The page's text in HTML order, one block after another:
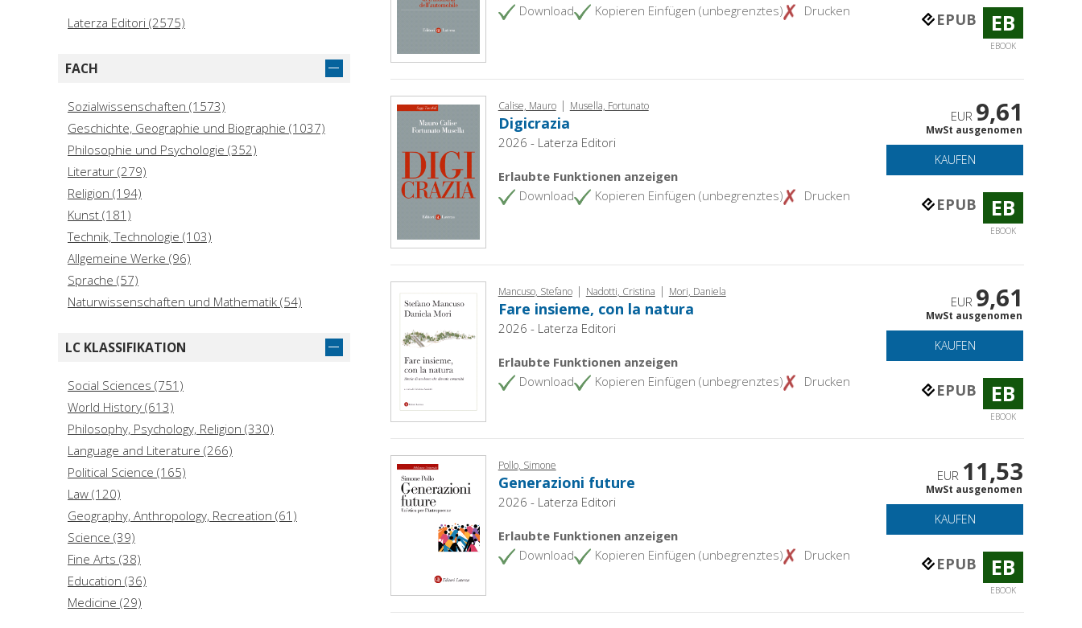
Bauman, Zygmunt, 1925- (7)
Ciliberto, Michele (7)
Gentile, Emilio, 1946- (7)
Zagrebelsky, Gustavo (7)
Laterza Editori (2575)
FACH
Sozialwissenschaften (1573)
Geschichte, Geographie und Biographie (1037)
Philosophie und Psychologie (352)
Literatur (279)
Religion (194)
Kunst (181)
Technik, Technologie (103)
Allgemeine Werke (96)
Sprache (57)
Naturwissenschaften und Mathematik (54)
LC KLASSIFIKATION
Social Sciences (751)
World History (613)
Philosophy, Psychology, Religion (330)
Language and Literature (266)
Political Science (165)
Law (120)
Geography, Anthropology, Recreation (61)
Science (39)
Fine Arts (38)
Education (36)
Medicine (29)
Download
Kopieren Einfügen (unbegrenztes) Drucken EPUB EB
EBOOK
Calise, Mauro | Musella, Fortunato
Digicrazia
2026 - Laterza Editori
Erlaubte Funktionen anzeigen
Download
Kopieren Einfügen (unbegrenztes) Drucken
EUR 9,61
MwSt ausgenomen
KAUFEN
EPUB EB
EBOOK
Mancuso, Stefano | Nadotti, Cristina | Mori, Daniela
Fare insieme, con la natura
2026 - Laterza Editori
Erlaubte Funktionen anzeigen
Download
Kopieren Einfügen (unbegrenztes) Drucken
EUR 9,61
MwSt ausgenomen
KAUFEN
EPUB EB
EBOOK
Pollo, Simone
Generazioni future
2026 - Laterza Editori
Erlaubte Funktionen anzeigen
Download
Kopieren Einfügen (unbegrenztes) Drucken
EUR 11,53
MwSt ausgenomen
KAUFEN
EPUB EB
EBOOK